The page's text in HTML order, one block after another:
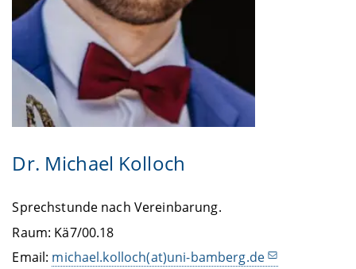
Dr. Michael Kolloch
Sprechstunde nach Vereinbarung.
Raum: Kä7/00.18
Email: michael.kolloch(at)uni-bamberg.de